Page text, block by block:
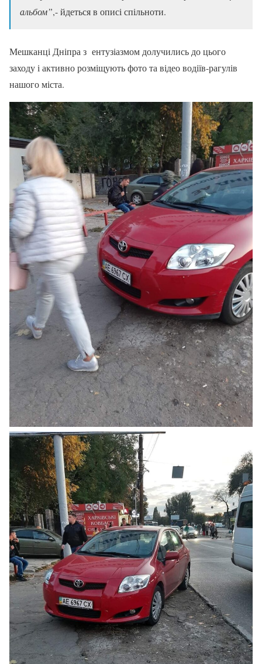
альбом”,- йдеться в описі спільноти.
Мешканці Дніпра з ентузіазмом долучились до цього
заходу і активно розміщують фото та відео водіїв-рагулів
нашого міста.